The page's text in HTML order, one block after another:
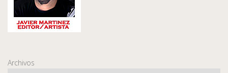
Archivos